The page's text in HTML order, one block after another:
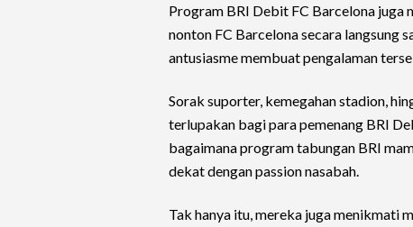
Program BRI Debit FC Barcelona juga
nonton FC Barcelona secara langsung
antusiasme membuat pengalaman
Sorak suporter, kemegahan stadion,
terlupakan bagi para pemenang BRI
bagaimana program tabungan BRI
dekat dengan passion nasabah.
Tak hanya itu, mereka juga menikmati